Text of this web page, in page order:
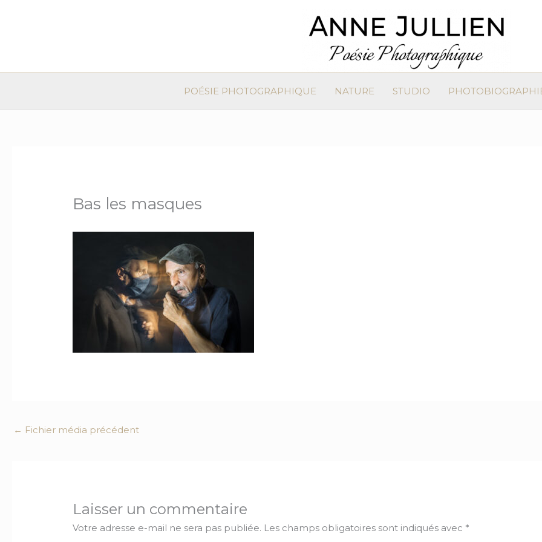
POÉSIE PHOTOGRAPHIQUE NATURE STUDIO
Bas les masques
← Fichier média précédent
Laisser un commentaire
Votre adresse e-mail ne sera pas publiée. Les champs obligatoires sont indiqués avec *